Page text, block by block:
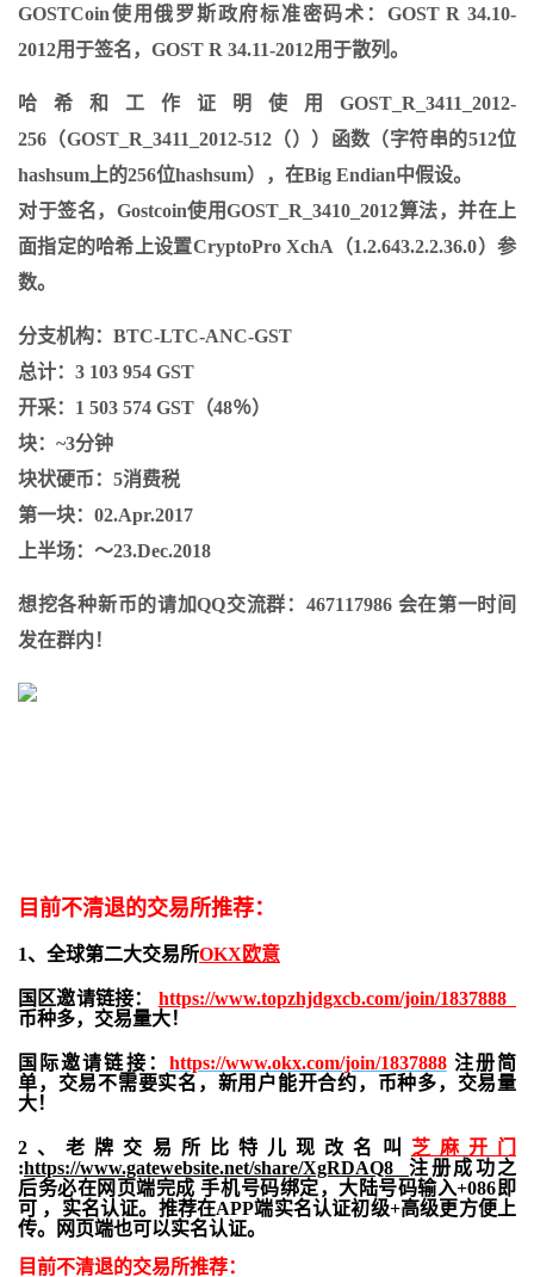
GOSTCoin使用俄罗斯政府标准密码术：GOST R 34.10-
2012用于签名，GOST R 34.11-2012用于散列。
哈希和工作证明使用GOST_R_3411_2012-
256（GOST_R_3411_2012-512（））函数（字符串的512位
hashsum上的256位hashsum），在Big Endian中假设。
对于签名，Gostcoin使用GOST_R_3410_2012算法，并在上
面指定的哈希上设置CryptoPro XchA（1.2.643.2.2.36.0）参
数。
分支机构：BTC-LTC-ANC-GST
总计：3 103 954 GST
开采：1 503 574 GST（48％）
块：~3分钟
块状硬币：5消费税
第一块：02.Apr.2017
上半场：〜23.Dec.2018
想挖各种新币的请加QQ交流群：467117986 会在第一时间
发在群内！
目前不清退的交易所推荐：
1、全球第二大交易所OKX欧意
国区邀请链接： https://www.topzhjdgxcb.com/join/1837888
币种多，交易量大！
国际邀请链接： https://www.okx.com/join/1837888注册简
单，交易不需要实名，新用户能开合约， 币种多，交易量
大！
2、老牌交易所比特儿现改名叫 芝麻开门
:https://www.gatewebsite.net/share/XgRDAQ8 注册成功之
后务必在网页端完成 手机号码绑定，大陆号码输入+086即
可 ，实名认证。推荐在APP端实名认证初级+高级更方便上
传。网页端也可以实名认证。
目前不清退的交易所推荐：